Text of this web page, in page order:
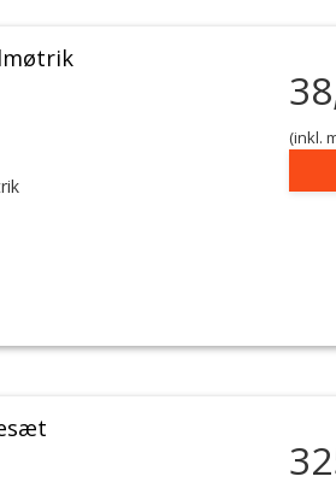
(inkl.